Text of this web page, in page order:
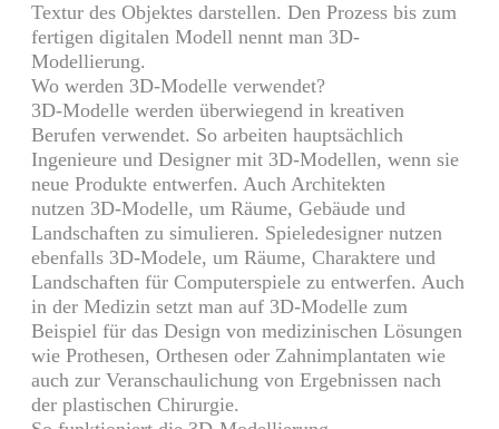
Textur des Objektes darstellen. Den Prozess bis zum
fertigen digitalen Modell nennt man 3D-
Modellierung.
Wo werden 3D-Modelle verwendet?
3D-Modelle werden überwiegend in kreativen
Berufen verwendet. So arbeiten hauptsächlich
Ingenieure und Designer mit 3D-Modellen, wenn sie
neue Produkte entwerfen. Auch Architekten
nutzen 3D-Modelle, um Räume, Gebäude und
Landschaften zu simulieren. Spieledesigner nutzen
ebenfalls 3D-Modele, um Räume, Charaktere und
Landschaften für Computerspiele zu entwerfen. Auch
in der Medizin setzt man auf 3D-Modelle zum
Beispiel für das Design von medizinischen Lösungen
wie Prothesen,Orthesen oder Zahnimplantaten wie
auch zur Veranschaulichung von Ergebnissen nach
der plastischen Chirurgie.